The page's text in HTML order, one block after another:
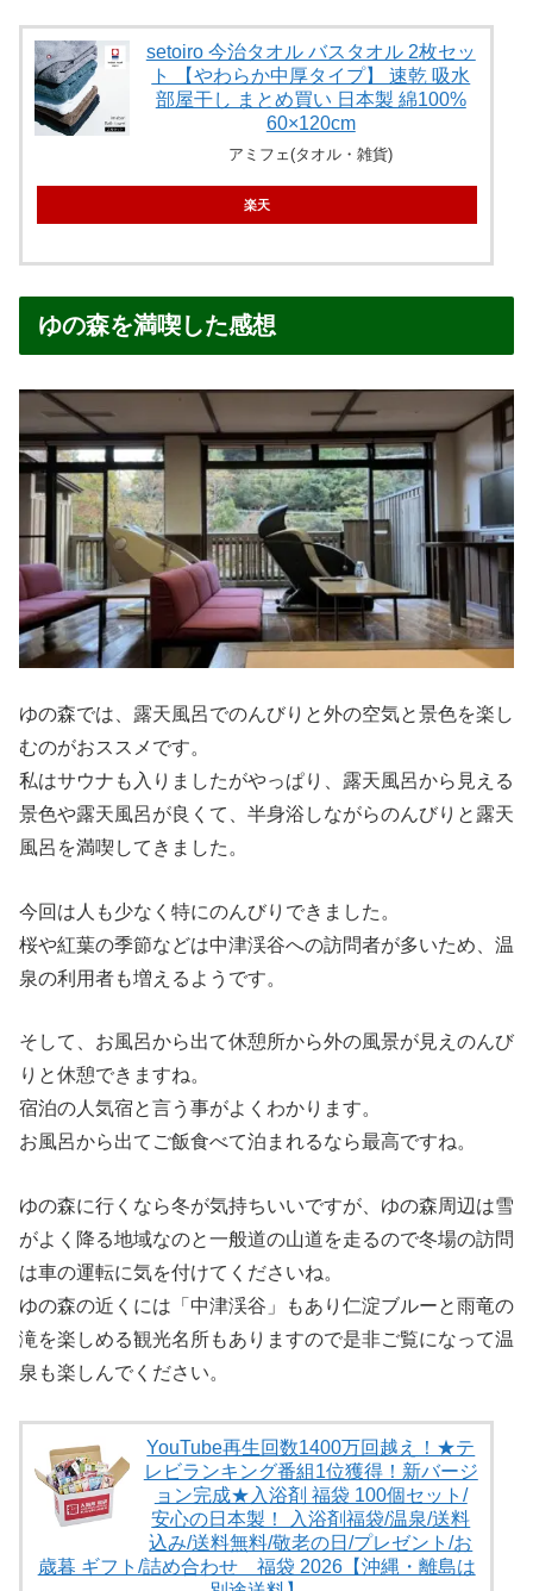
setoiro 今治タオル バスタオル 2枚セッ
ト 【やわらか中厚タイプ】 速乾 吸水
部屋干し まとめ買い 日本製 綿100%
60×120cm
アミフェ(タオル・雑貨)
楽天
ゆの森を満喫した感想
ゆの森では、露天風呂でのんびりと外の空気と景色を楽し
むのがおススメです。
私はサウナも入りましたがやっぱり、露天風呂から見える
景色や露天風呂が良くて、半身浴しながらのんびりと露天
風呂を満喫してきました。
今回は人も少なく特にのんびりできました。
桜や紅葉の季節などは中津渓谷への訪問者が多いため、温
泉の利用者も増えるようです。
そして、お風呂から出て休憩所から外の風景が見えのんび
りと休憩できますね。
宿泊の人気宿と言う事がよくわかります。
お風呂から出てご飯食べて泊まれるなら最高ですね。
ゆの森に行くなら冬が気持ちいいですが、ゆの森周辺は雪
がよく降る地域なのと一般道の山道を走るので冬場の訪問
は車の運転に気を付けてくださいね。
ゆの森の近くには「中津渓谷」もあり仁淀ブルーと雨竜の
滝を楽しめる観光名所もありますので是非ご覧になって温
泉も楽しんでください。
YouTube再生回数1400万回越え！★テ
レビランキング番組1位獲得！新バージ
ョン完成★入浴剤 福袋 100個セット/
安心の日本製！ 入浴剤福袋/温泉/送料
込み/送料無料/敬老の日/プレゼント/お
歳暮 ギフト/詰め合わせ 福袋 2026【沖縄・離島は